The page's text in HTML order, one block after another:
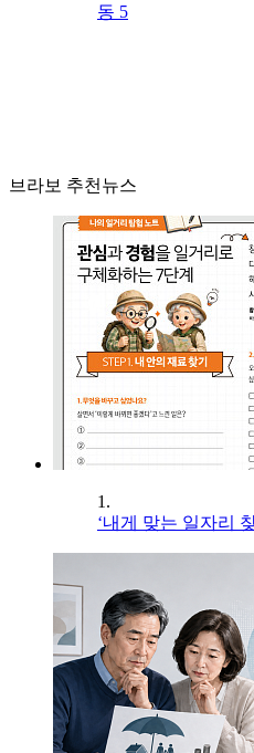
동 5
브라보 추천뉴스
1.
‘내게 맞는 일자리